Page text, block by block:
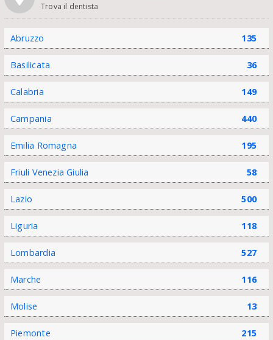
Trova il dentista
Abruzzo 135
Basilicata 36
Calabria 149
Campania 440
Emilia Romagna 195
Friuli Venezia Giulia 58
Lazio 500
Liguria 118
Lombardia 527
Marche 116
Molise 13
Piemonte 215